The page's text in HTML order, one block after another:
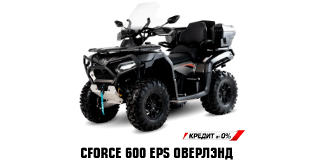
CFORCE 600 EPS ОВЕРЛЭНД